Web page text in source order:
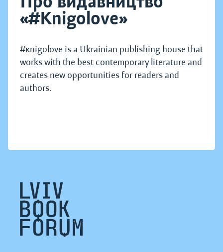
«#Knigolove»
#кnigolove is a Ukrainian publishing house that
works with the best contemporary literature and
creates new opportunities for readers and
authors.